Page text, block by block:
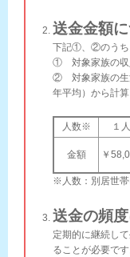
送金金額
下記①、②のうち
① 対象家族の収
② 対象家族の生
年平均）から計
人数※ １人
金額 ￥
※人数：別居世帯
送金の頻
定期的に継続し
ることが必要です